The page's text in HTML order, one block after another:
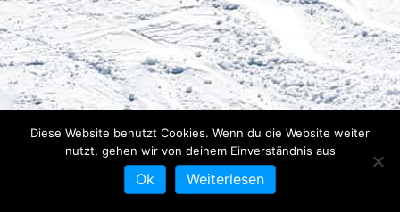
Diese Website benutzt Cookies. Wenn du die Website weiter
nutzt, gehen wir von deinem Einverständnis aus
Ok Weiterlesen